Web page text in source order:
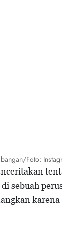
Foto:
sebuah